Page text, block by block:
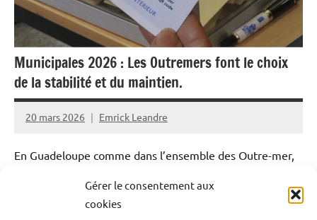
Gérer le consentement aux
cookies
Océan
Indien
Outremer
Politique
Société
Municipales 2026 : Les Outremers font le choix
de la stabilité et du maintien.
20 mars 2026 Emrick Leandre
En Guadeloupe comme dans l’ensemble des Outre-mer,
tendance de fond : celle de la stabilité. Entre réélections